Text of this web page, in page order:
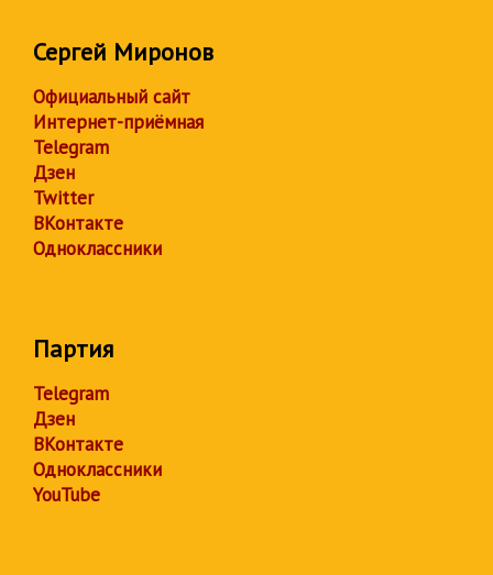
Сергей Миронов
Официальный сайт
Интернет-приёмная
Telegram
Дзен
Twitter
ВКонтакте
Одноклассники
Партия
Telegram
Дзен
ВКонтакте
Одноклассники
YouTube